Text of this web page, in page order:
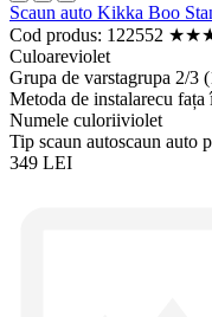
Scaun auto Kikka Boo
Cod produs: 122552 ★★
Culoareviolet
Grupa de varstagrupa 2/3
Metoda de instalarecu fața
Numele culoriiviolet
Tip scaun autoscaun auto
349 LEI